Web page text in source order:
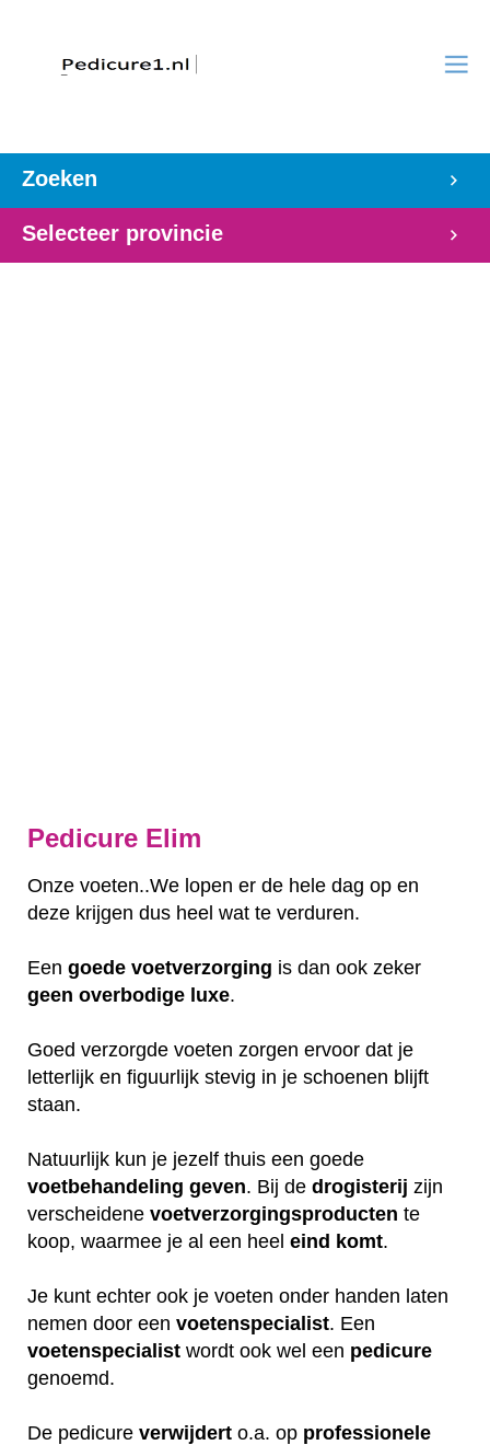
Zoeken
Selecteer provincie
Pedicure Elim
Onze voeten..We lopen er de hele dag op en
deze krijgen dus heel wat te verduren.
Een goede voetverzorging is dan ook zeker
geen overbodige luxe.
Goed verzorgde voeten zorgen ervoor dat je
letterlijk en figuurlijk stevig in je schoenen blijft
staan.
Natuurlijk kun je jezelf thuis een goede
voetbehandeling geven. Bij de drogisterij zijn
verscheidene voetverzorgingsproducten te
koop, waarmee je al een heel eind komt.
Je kunt echter ook je voeten onder handen laten
nemen door een voetenspecialist. Een
voetenspecialist wordt ook wel een pedicure
genoemd.
De pedicure verwijdert o.a. op professionele